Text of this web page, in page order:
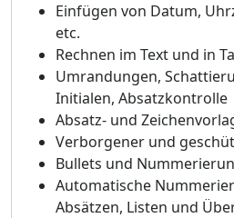
Einfügen von Datum,
etc.
Rechnen im Text und in
Umrandungen,
Initialen, Absatzkontrolle
Absatz- und
Verborgener und
Bullets und
Automatische
Absätzen, Listen und